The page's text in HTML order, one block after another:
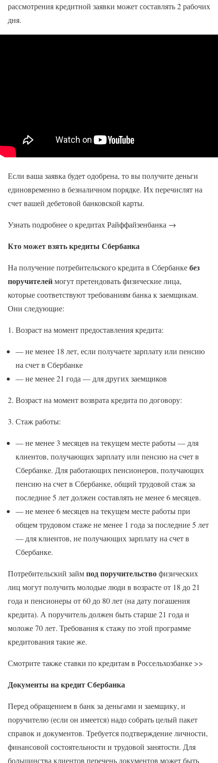
рассмотрения кредитной заявки может составлять 2 рабочих
дня.
Если ваша заявка будет одобрена, то вы получите деньги
единовременно в безналичном порядке. Их перечислят на
счет вашей дебетовой банковской карты.
Узнать подробнее о кредитах Райффайзенбанка →
Кто может взять кредиты Сбербанка
На получение потребительского кредита в Сбербанкебез
поручителеймогут претендовать физические лица,
которые соответствуют требованиям банка к заемщикам.
Они следующие:
1. Возраст на момент предоставления кредита:
— не менее 18 лет, если получаете зарплату или пенсию
на счет в Сбербанке
— не менее 21 года — для других заемщиков
2. Возраст на момент возврата кредита по договору:
3. Стаж работы:
— не менее 3 месяцев на текущем месте работы — для
клиентов, получающих зарплату или пенсию на счет в
Сбербанке. Для работающих пенсионеров, получающих
пенсию на счет в Сбербанке, общий трудовой стаж за
последние 5 лет должен составлять не менее 6 месяцев.
— не менее 6 месяцев на текущем месте работы при
общем трудовом стаже не менее 1 года за последние 5 лет
— для клиентов, не получающих зарплату на счет в
Сбербанке.
Потребительский займпод поручительствофизических
лиц могут получить молодые люди в возрасте от 18 до 21
года и пенсионеры от 60 до 80 лет (на дату погашения
кредита). А поручитель должен быть старше 21 года и
моложе 70 лет. Требования к стажу по этой программе
кредитования такие же.
Смотрите также ставки по кредитам в Россельхозбанке >>
Документы на кредит Сбербанка
Перед обращением в банк за деньгами и заемщику, и
поручителю (если он имеется) надо собрать целый пакет
справок и документов. Требуется подтверждение личности,
финансовой состоятельности и трудовой занятости. Для
большинства клиентов перечень документов может быть